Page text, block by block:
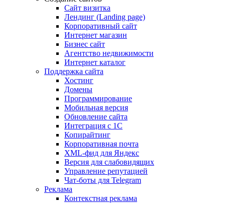
Сайт визитка
Лендинг (Landing page)
Корпоративный сайт
Интернет магазин
Бизнес сайт
Агентство недвижимости
Интернет каталог
Поддержка сайта
Хостинг
Домены
Программирование
Мобильная версия
Обновление сайта
Интеграция с 1С
Копирайтинг
Корпоративная почта
XML-фид для Яндекс
Версия для слабовидящих
Управление репутацией
Чат-боты для Telegram
Реклама
Контекстная реклама